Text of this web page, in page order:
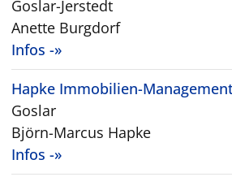
Goslar-Jerstedt
Anette Burgdorf
Infos -»
Hapke Immobilien-
Goslar
Björn-Marcus Hapke
Infos -»